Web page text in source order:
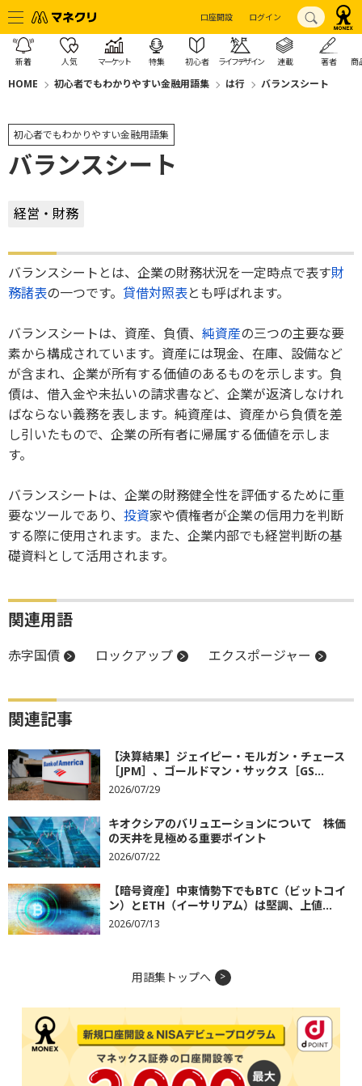
口座開設 ログイン
新着 人気 マーケット 特集 初心者 ライフデザイン 連載 著者 商
HOME 初心者でもわかりやすい金融用語集 は行 バランスシート
初心者でもわかりやすい金融用語集
バランスシート
経営・財務
バランスシートとは、企業の財務状況を一定時点で表す財
務諸表の一つです。 貸借対照表とも呼ばれます。
バランスシートは、資産、負債、 純資産の三つの主要な要
素から構成されています。資産には現金、在庫、設備など
が含まれ、企業が所有する価値のあるものを示します。負
債は、借入金や未払いの請求書など、企業が返済しなけれ
ばならない義務を表します。純資産は、資産から負債を差
し引いたもので、企業の所有者に帰属する価値を示しま
す。
バランスシートは、企業の財務健全性を評価するために重
要なツールであり、 投資家や債権者が企業の信用力を判断
する際に使用されます。また、企業内部でも経営判断の基
礎資料として活用されます。
関連用語
赤字国債 ロックアップ エクスポージャー
関連記事
【決算結果】ジェイピー・モルガン・チェース
［JPM］、ゴールドマン・サックス［GS...
2026/07/29
キオクシアのバリュエーションについて 株価
の天井を見極める重要ポイント
2026/07/22
【暗号資産】中東情勢下でもBTC（ビットコイ
ン）とETH（イーサリアム）は堅調、上値...
2026/07/13
用語集トップへ